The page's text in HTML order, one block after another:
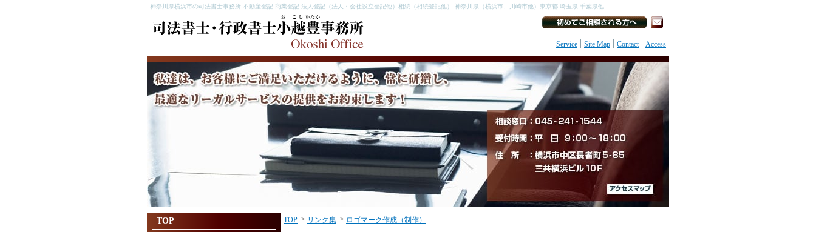
神奈川県横浜市の司法書士事務所 不動産登記 商業登記 法人登記（法人・会社設立登記他）相続（相続登記他） 神奈川県（横浜市、川崎市他）東京都 埼玉県 千葉県他
Service Site Map Contact Access
TOP > リンク集 > ロゴマーク作成（制作）
TOP